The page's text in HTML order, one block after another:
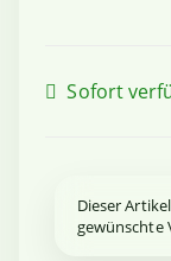
Sofort
x
Dieser
gewünschte